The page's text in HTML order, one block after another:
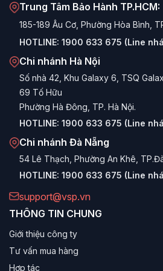
Hiệu năng trên giá thành (P/
cấp các bộ nguồn chất lượng,
tư vào CPU hay VGA mạnh hơn.
Hoạt động ổn định & Bền bỉ:
chuyền hiện đại với linh kiện tụ
nguồn VSP đảm bảo sự ổn định
Đa dạng phân khúc:
Dù bạn
giá rẻ hay dàn PC Gaming cao
series, VSP đều có dòng sản
Chế độ bảo hành uy tín:
chính hãng dài hạn (thường từ 36
dòng cao cấp), mang lại sự an
Hệ thống cáp đầy đủ:
cần thiết (24-pin Mainboard, 8-
Trung Tâm Bảo Hành TP.HCM:
185-189 Âu Cơ, Phường Hòa Bình,
HOTLINE: 1900 633 675 (Line
Chi nhánh Hà Nội
Số nhà 42, Khu Galaxy 6, TSQ
69 Tố Hữu
Phường Hà Đông, TP. Hà Nội.
HOTLINE: 1900 633 675 (Line
Chi nhánh Đà Nẵng
54 Lê Thạch, Phường An Khê,
HOTLINE: 1900 633 675 (Line
support@vsp.vn
THÔNG TIN CHUNG
Giới thiệu công ty
Tư vấn mua hàng
Hợp tác